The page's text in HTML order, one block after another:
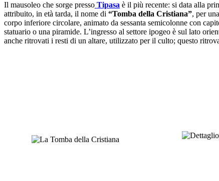
Il mausoleo che sorge presso Tipasa è il più recente: si data alla
attribuito, in età tarda, il nome di “Tomba della Cristiana”, per
corpo inferiore circolare, animato da sessanta semicolonne con
statuario o una piramide. L’ingresso al settore ipogeo è sul lato
anche ritrovati i resti di un altare, utilizzato per il culto; questo